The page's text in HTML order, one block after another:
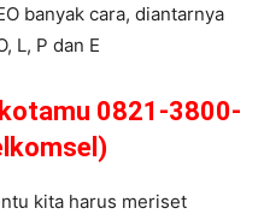
banyak cara, diantarnya
L, P dan E
0821-3800-
kita harus meriset